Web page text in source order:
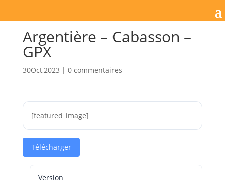
Argentière – Cabasson –
GPX
30Oct,2023 | 0 commentaires
[featured_image]
Télécharger
Version